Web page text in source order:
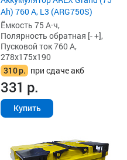
Ah) 760 А, L3 (ARG750S)
Ёмкость 75 А·ч,
Полярность обратная [- +],
Пусковой ток 760 А,
278x175x190
310р. при сдаче акб
331 р.
Купить